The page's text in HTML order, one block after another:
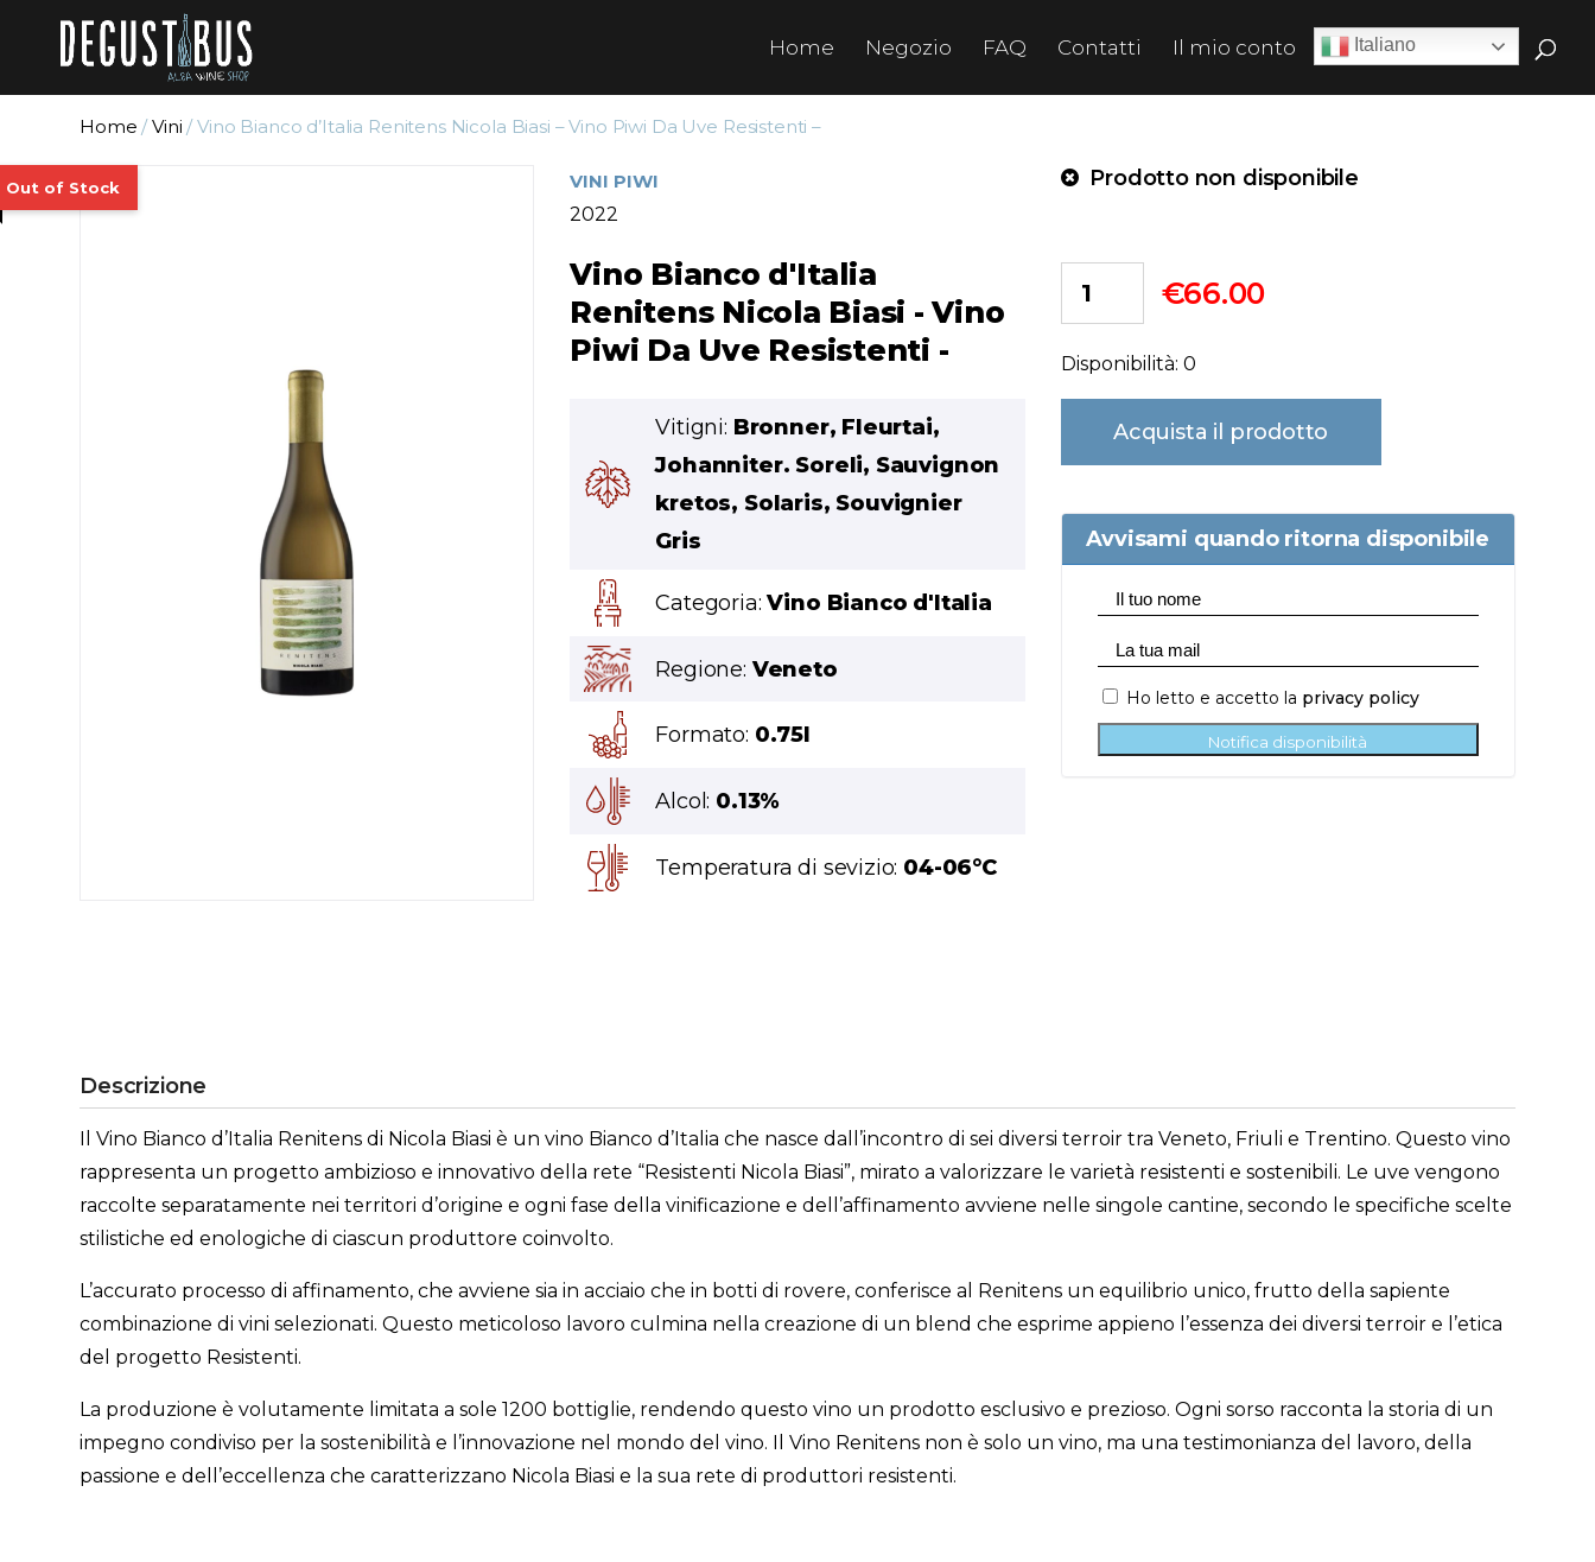
Home Negozio FAQ Contatti Il mio conto
Home /Vini / Vino Bianco d’Italia Renitens Nicola Biasi – Vino Piwi Da Uve Resistenti –
VINI PIWI
2022
Vino Bianco d'Italia
Renitens Nicola Biasi - Vino
Piwi Da Uve Resistenti -
Vitigni: Bronner, Fleurtai,
Johanniter. Soreli, Sauvignon
kretos, Solaris, Souvignier
Gris
Categoria:Vino Bianco d'Italia
Regione: Veneto
Formato: 0.75l
Alcol: 0.13%
Temperatura di sevizio: 04-06°C
Prodotto non disponibile
€66.00
Disponibilità: 0
Acquista il prodotto
Avvisami quando ritorna disponibile
Ho letto e accetto la privacy policy
Notifica disponibilità
Descrizione
Il Vino Bianco d’Italia Renitens di Nicola Biasi è un vino Bianco d’Italia che nasce dall’incontro di sei diversi terroir tra Veneto, Friuli e Trentino. Questo vino
rappresenta un progetto ambizioso e innovativo della rete “Resistenti Nicola Biasi”, mirato a valorizzare le varietà resistenti e sostenibili. Le uve vengono
raccolte separatamente nei territori d’origine e ogni fase della vinificazione e dell’affinamento avviene nelle singole cantine, secondo le specifiche scelte
stilistiche ed enologiche di ciascun produttore coinvolto.
L’accurato processo di affinamento, che avviene sia in acciaio che in botti di rovere, conferisce al Renitens un equilibrio unico, frutto della sapiente
combinazione di vini selezionati. Questo meticoloso lavoro culmina nella creazione di un blend che esprime appieno l’essenza dei diversi terroir e l’etica
del progetto Resistenti.
La produzione è volutamente limitata a sole 1200 bottiglie, rendendo questo vino un prodotto esclusivo e prezioso. Ogni sorso racconta la storia di un
impegno condiviso per la sostenibilità e l’innovazione nel mondo del vino. Il Vino Renitens non è solo un vino, ma una testimonianza del lavoro, della
passione e dell’eccellenza che caratterizzano Nicola Biasi e la sua rete di produttori resistenti.
Italiano